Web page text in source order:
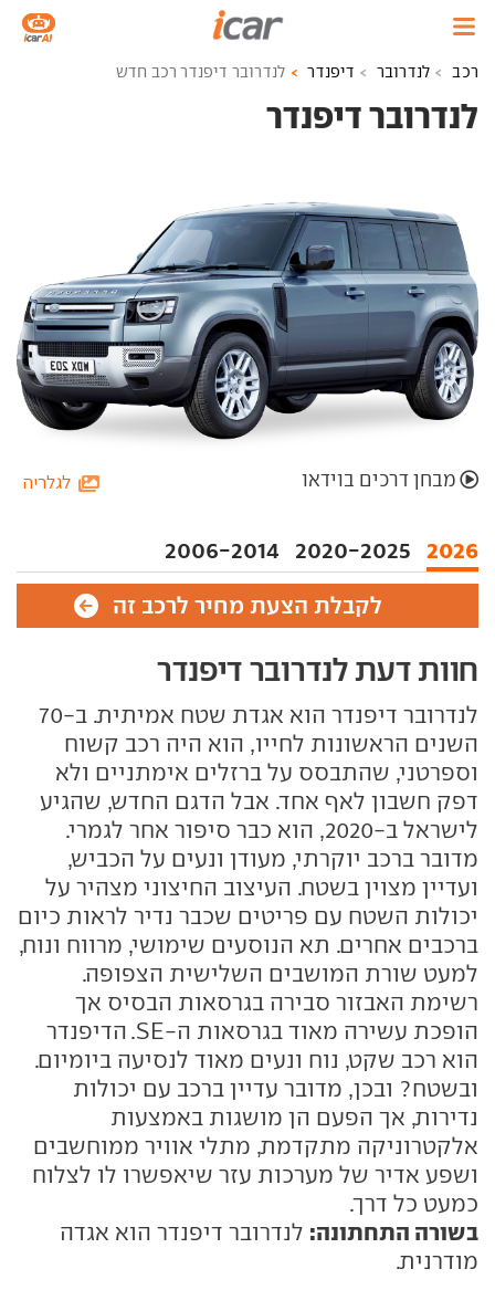
רכב לנדרובר דיפנדר לנדרובר דיפנדר רכב חדש
לנדרובר דיפנדר ‏
2026
2020-2025
2006-2014
לגלריה מבחן דרכים בוידאו
לקבלת הצעת מחיר לרכב זה
חוות דעת לנדרובר דיפנדר
לנדרובר דיפנדר הוא אגדת שטח אמיתית. ב-70
השנים הראשונות לחייו, הוא היה רכב קשוח
וספרטני, שהתבסס על ברזלים אימתניים ולא
דפק חשבון לאף אחד. אבל הדגם החדש, שהגיע
לישראל ב-2020, הוא כבר סיפור אחר לגמרי.
מדובר ברכב יוקרתי, מעודן ונעים על הכביש,
ועדיין מצוין בשטח. העיצוב החיצוני מצהיר על
יכולות השטח עם פריטים שכבר נדיר לראות כיום
ברכבים אחרים. תא הנוסעים שימושי, מרווח ונוח,
למעט שורת המושבים השלישית הצפופה.
רשימת האבזור סבירה בגרסאות הבסיס אך
הופכת עשירה מאוד בגרסאות ה-SE. הדיפנדר
הוא רכב שקט, נוח ונעים מאוד לנסיעה ביומיום.
ובשטח? ובכן, מדובר עדיין ברכב עם יכולות
נדירות, אך הפעם הן מושגות באמצעות
אלקטרוניקה מתקדמת, מתלי אוויר ממוחשבים
ושפע אדיר של מערכות עזר שיאפשרו לו לצלוח
כמעט כל דרך.
בשורה התחתונה: לנדרובר דיפנדר הוא אגדה
מודרנית.